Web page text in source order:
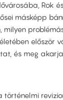
Rok
másképp
milyen
először
és meg